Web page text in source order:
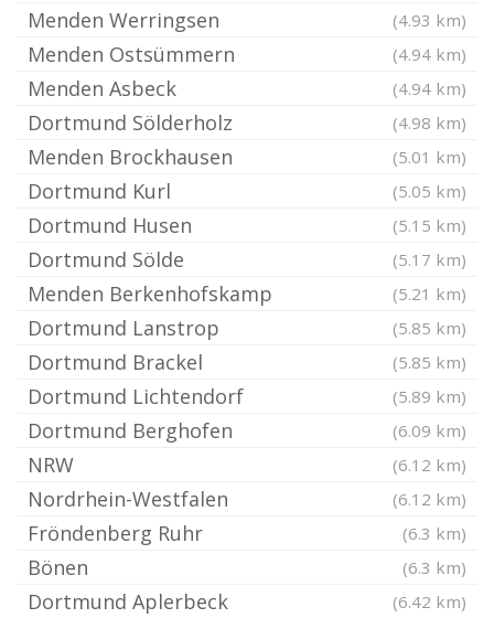
Menden Werringsen (4.93 km)
Menden Ostsümmern (4.94 km)
Menden Asbeck (4.94 km)
Dortmund Sölderholz (4.98 km)
Menden Brockhausen (5.01 km)
Dortmund Kurl (5.05 km)
Dortmund Husen (5.15 km)
Dortmund Sölde (5.17 km)
Menden Berkenhofskamp (5.21 km)
Dortmund Lanstrop (5.85 km)
Dortmund Brackel (5.85 km)
Dortmund Lichtendorf (5.89 km)
Dortmund Berghofen (6.09 km)
NRW (6.12 km)
Nordrhein-Westfalen (6.12 km)
Fröndenberg Ruhr (6.3 km)
Bönen (6.3 km)
Dortmund Aplerbeck (6.42 km)